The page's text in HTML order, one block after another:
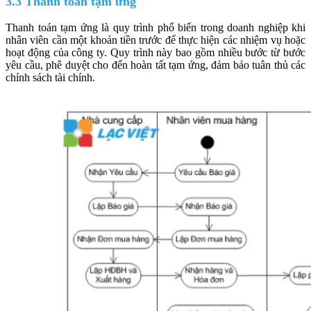
Thanh toán tạm ứng là quy trình phổ biến trong doanh nghiệp khi
nhân viên cần một khoản tiền trước để thực hiện các nhiệm vụ hoặc
hoạt động của công ty. Quy trình này bao gồm nhiều bước từ bước
yêu cầu, phê duyệt cho đến hoàn tất tạm ứng, đảm bảo tuân thủ các
chính sách tài chính.